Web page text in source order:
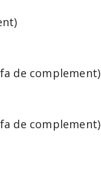
de complement)
de complement)